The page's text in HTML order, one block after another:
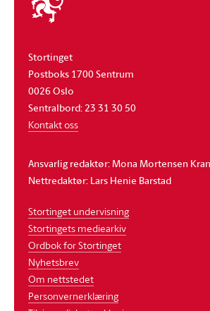
stortinget
Stortinget
Postboks 1700 Sentrum
0026 Oslo
Sentralbord: 23 31 30 50
Kontakt oss
Ansvarlig redaktør: Mona Mortensen
Nettredaktør: Lars Henie Barstad
Stortinget undervisning
Stortingets mediearkiv
Ordbok for Stortinget
Nyhetsbrev
Om nettstedet
Personvernerklæring